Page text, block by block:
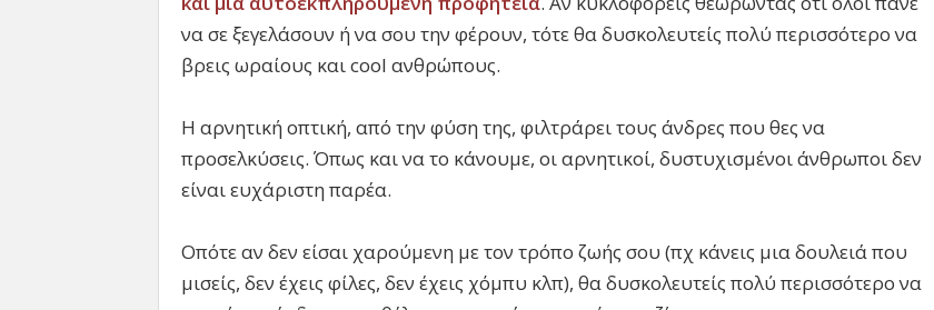
να σε ξεγελάσουν ή να σου την φέρουν, τότε θα δυσκολευτείς πολύ περισσότερο να
βρεις ωραίους και cool ανθρώπους.
Η αρνητική οπτική, από την φύση της, φιλτράρει τους άνδρες που θες να
προσελκύσεις. Όπως και να το κάνουμε, οι αρνητικοί, δυστυχισμένοι άνθρωποι δεν
είναι ευχάριστη παρέα.
Οπότε αν δεν είσαι χαρούμενη με τον τρόπο ζωής σου (πχ κάνεις μια δουλειά που
μισείς, δεν έχεις φίλες, δεν έχεις χόμπυ κλπ), θα δυσκολευτείς πολύ περισσότερο να